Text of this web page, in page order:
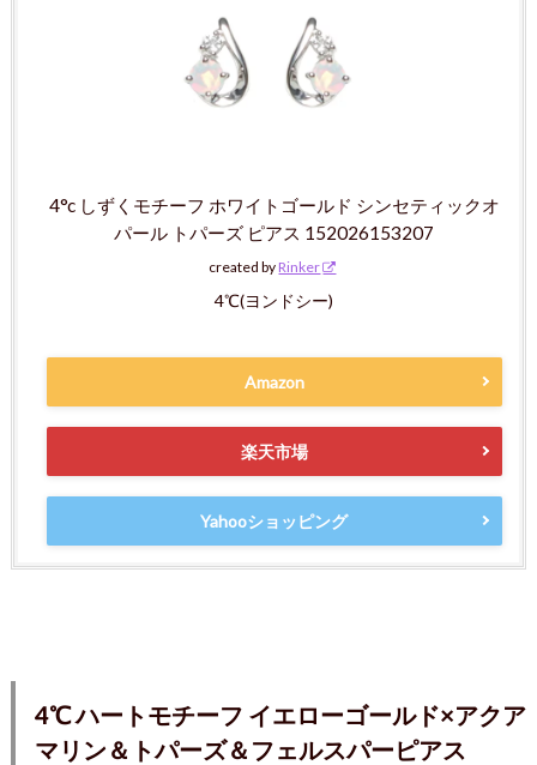
4°c しずくモチーフ ホワイトゴールド シンセティックオ
パール トパーズ ピアス 152026153207
created by Rinker
4℃(ヨンドシー)
Amazon
楽天市場
Yahooショッピング
4℃ ハートモチーフ イエローゴールド×アクア
マリン＆トパーズ＆フェルスパーピアス